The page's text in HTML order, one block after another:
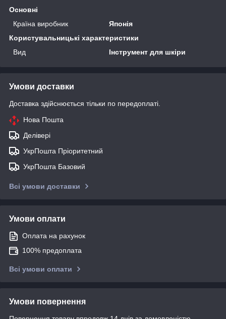
Основні
Країна виробник
Японія
Користувальницькі характеристики
Вид
Інструмент для шкіри
Умови доставки
Доставка здійснюється тільки по передоплаті.
Нова Пошта
Делівері
УкрПошта Пріоритетний
УкрПошта Базовий
Всі умови доставки
Умови оплати
Оплата на рахунок
100% предоплата
Всі умови оплати
Умови повернення